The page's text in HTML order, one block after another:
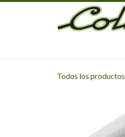
Ir al contenido
Todos los productos